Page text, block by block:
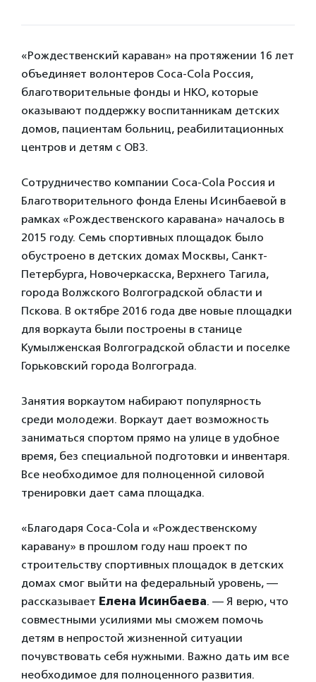
«Рождественский караван» на протяжении 16 лет
объединяет волонтеров Coca-Cola Россия,
благотворительные фонды и НКО, которые
оказывают поддержку воспитанникам детских
домов, пациентам больниц, реабилитационных
центров и детям с ОВЗ.
Сотрудничество компании Coca-Cola Россия и
Благотворительного фонда Елены Исинбаевой в
рамках «Рождественского каравана» началось в
2015 году. Семь спортивных площадок было
обустроено в детских домах Москвы, Санкт-
Петербурга, Новочеркасска, Верхнего Тагила,
города Волжского Волгоградской области и
Пскова. В октябре 2016 года две новые площадки
для воркаута были построены в станице
Кумылженская Волгоградской области и поселке
Горьковский города Волгограда.
Занятия воркаутом набирают популярность
среди молодежи. Воркаут дает возможность
заниматься спортом прямо на улице в удобное
время, без специальной подготовки и инвентаря.
Все необходимое для полноценной силовой
тренировки дает сама площадка.
«Благодаря Coca-Cola и «Рождественскому
каравану» в прошлом году наш проект по
строительству спортивных площадок в детских
домах смог выйти на федеральный уровень, —
рассказывает Елена Исинбаева. — Я верю, что
совместными усилиями мы сможем помочь
детям в непростой жизненной ситуации
почувствовать себя нужными. Важно дать им все
необходимое для полноценного развития.